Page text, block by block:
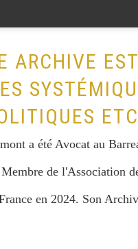
ARCHIVE
a été Avocat au
de l'Association
en 2024. Son